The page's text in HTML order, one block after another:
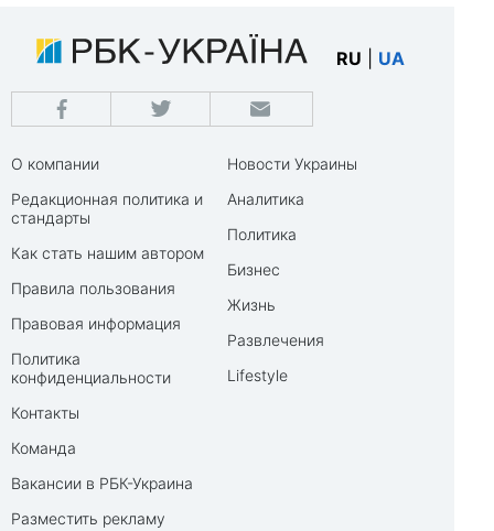
RU UA
О компании
Редакционная политика и
стандарты
Как стать нашим автором
Правила пользования
Правовая информация
Политика
конфиденциальности
Контакты
Команда
Вакансии в РБК-Украина
Разместить рекламу
Новости Украины
Аналитика
Политика
Бизнес
Жизнь
Развлечения
Lifestyle